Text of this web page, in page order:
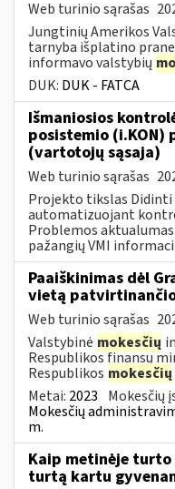
Web turinio sąrašas
Jungtinių Amerikos
tarnyba išplatino
informavo valstybių
DUK: DUK - FATCA
Išmaniosios
posistemio (i.KON)
(vartotojų sąsaja)
Web turinio sąrašas
Projekto tikslas Didinti
automatizuojant
Problemos
pažangių VMI
Paaiškinimas dėl
vietą
Web turinio sąrašas
Valstybinė mokesčių
Respublikos finansų
Respublikos mokesčių
Metai: 2023 Mokesčių
Mokesčių
m.
Kaip metinėje
turtą kartu